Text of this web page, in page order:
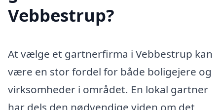
Vebbestrup?
At vælge et gartnerfirma i Vebbestrup kan
være en stor fordel for både boligejere og
virksomheder i området. En lokal gartner
har dels den nødvendige viden om det